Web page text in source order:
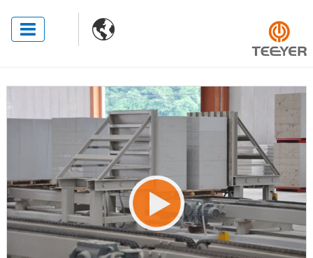
